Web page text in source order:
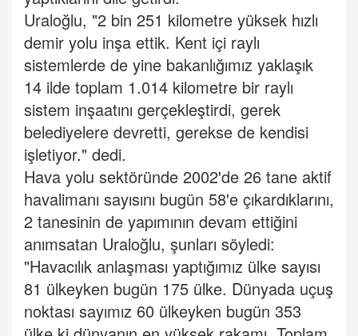
Uraloğlu, "2 bin 251 kilometre yüksek hızlı
demir yolu inşa ettik. Kent içi raylı
sistemlerde de yine bakanlığımız yaklaşık
14 ilde toplam 1.014 kilometre bir raylı
sistem inşaatını gerçekleştirdi, gerek
belediyelere devretti, gerekse de kendisi
işletiyor." dedi.
Hava yolu sektöründe 2002'de 26 tane aktif
havalimanı sayısını bugün 58'e çıkardıklarını,
2 tanesinin de yapımının devam ettiğini
anımsatan Uraloğlu, şunları söyledi:
"Havacılık anlaşması yaptığımız ülke sayısı
81 ülkeyken bugün 175 ülke. Dünyada uçuş
noktası sayımız 60 ülkeyken bugün 353